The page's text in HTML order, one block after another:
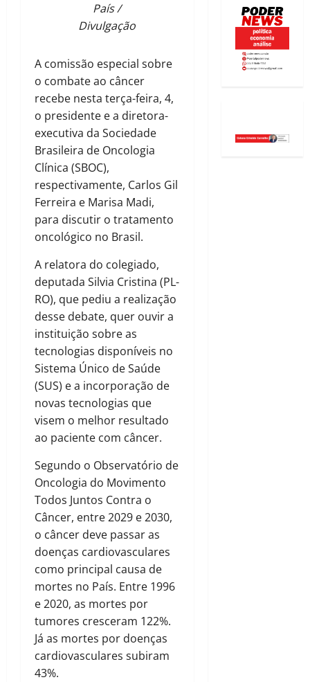
País /
Divulgação
A comissão especial sobre
o combate ao câncer
recebe nesta terça-feira, 4,
o presidente e a diretora-
executiva da Sociedade
Brasileira de Oncologia
Clínica (SBOC),
respectivamente, Carlos Gil
Ferreira e Marisa Madi,
para discutir o tratamento
oncológico no Brasil.
A relatora do colegiado,
deputada Silvia Cristina (PL-
RO), que pediu a realização
desse debate, quer ouvir a
instituição sobre as
tecnologias disponíveis no
Sistema Único de Saúde
(SUS) e a incorporação de
novas tecnologias que
visem o melhor resultado
ao paciente com câncer.
Segundo o Observatório de
Oncologia do Movimento
Todos Juntos Contra o
Câncer, entre 2029 e 2030,
o câncer deve passar as
doenças cardiovasculares
como principal causa de
mortes no País. Entre 1996
e 2020, as mortes por
tumores cresceram 122%.
Já as mortes por doenças
cardiovasculares subiram
43%.